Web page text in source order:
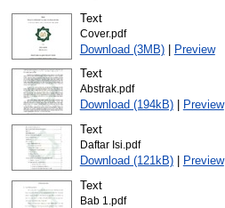
Text
Cover.pdf
Download (3MB)| Preview
Text
Abstrak.pdf
Download (194kB)|
Preview
Text
Daftar Isi.pdf
Download (121kB)|
Preview
Text
Bab 1.pdf